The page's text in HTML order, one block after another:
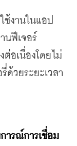
งานในแอป
นฟีเจอร์
อเนื่องโดยไม่
ด้วยระยะเวลา
ารณ์การเชื่อม